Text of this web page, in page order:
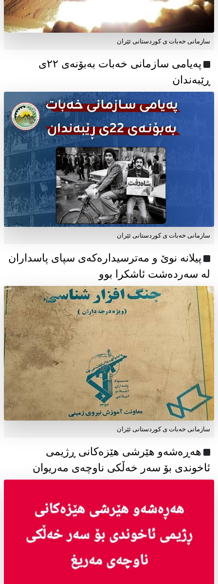
سازمانی خەبات ی کوردستانی ئێران
پەیامی سازمانی خەبات بەبۆنەی ۲۲ی
ڕێبەندان
سازمانی خەبات ی كوردستانی ئێران
پیلانە نوێ و مەترسیدارەکەی سپای پاسداران
لە سەردەشت ئاشکرا بوو
سازمانی خەبات ی كوردستانی ئێران
هەڕەشەو هێرشی هێزەکانی ڕژیمی
ئاخوندی بۆ سەر خەڵکی ناوچەی مەریوان